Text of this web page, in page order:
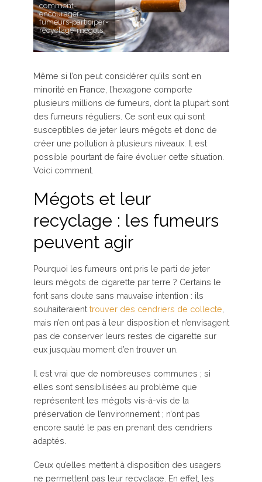
comment-
encourager-
fumeurs-participer-
recyclage-megots
Même si l’on peut considérer qu’ils sont en
minorité en France, l’hexagone comporte
plusieurs millions de fumeurs, dont la plupart sont
des fumeurs réguliers. Ce sont eux qui sont
susceptibles de jeter leurs mégots et donc de
créer une pollution à plusieurs niveaux. Il est
possible pourtant de faire évoluer cette situation.
Voici comment.
Mégots et leur
recyclage : les fumeurs
peuvent agir
Pourquoi les fumeurs ont pris le parti de jeter
leurs mégots de cigarette par terre ? Certains le
font sans doute sans mauvaise intention : ils
souhaiteraient trouver des cendriers de collecte
mais n’en ont pas à leur disposition et n’envisagent
pas de conserver leurs restes de cigarette sur
eux jusqu’au moment d’en trouver un.
Il est vrai que de nombreuses communes ; si
elles sont sensibilisées au problème que
représentent les mégots vis-à-vis de la
préservation de l’environnement ; n’ont pas
encore sauté le pas en prenant des cendriers
adaptés.
Ceux qu’elles mettent à disposition des usagers
ne permettent pas leur recyclage. En effet, les